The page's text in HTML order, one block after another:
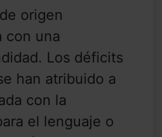
origen
con una
Los déficits
han atribuido a
con la
el lenguaje o